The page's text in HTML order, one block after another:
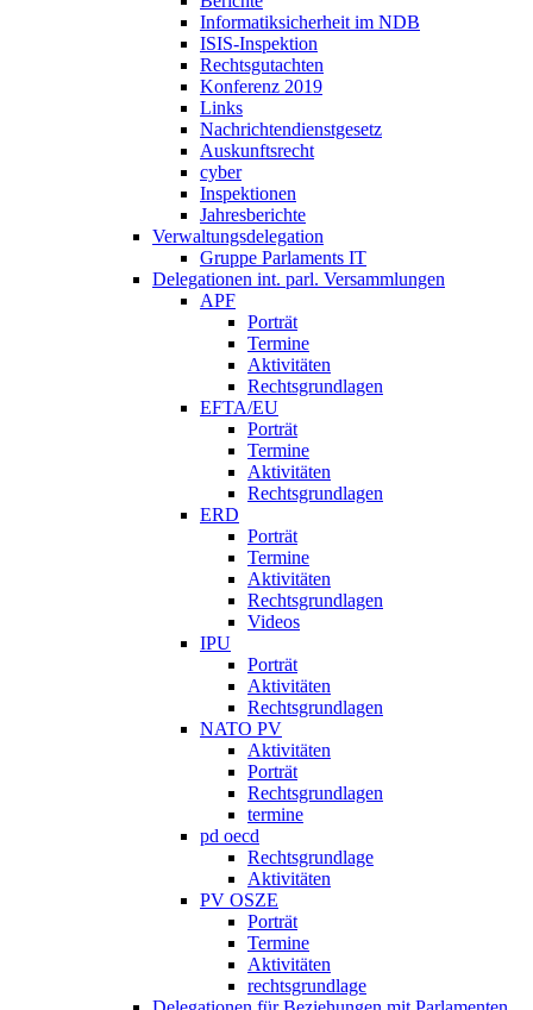
Informatiksicherheit ­im NDB
ISIS-Inspektion
Rechtsgutachten
Konferenz 2019
Links
Nachrichtendienstgesetz
Auskunftsrecht
cyber
Inspektionen
Jahresberichte
Verwaltungsdelegation
Gruppe Parlaments IT
Delegationen int. parl. Versammlungen
APF
Porträt
Termine
Aktivitäten
Rechtsgrundlagen
EFTA/EU
Porträt
Termine
Aktivitäten
Rechtsgrundlagen
ERD
Porträt
Termine
Aktivitäten
Rechtsgrundlagen
Videos
IPU
Porträt
Aktivitäten
Rechtsgrundlagen
NATO PV
Aktivitäten
Porträt
Rechtsgrundlagen
termine
pd oecd
Rechtsgrundlage
Aktivitäten
PV OSZE
Porträt
Termine
Aktivitäten
rechtsgrundlage